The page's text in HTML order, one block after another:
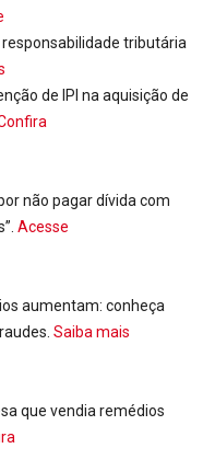
tributária
de IPI na aquisição de
não pagar dívida com
Acesse
aumentam: conheça
Saiba mais
que vendia remédios